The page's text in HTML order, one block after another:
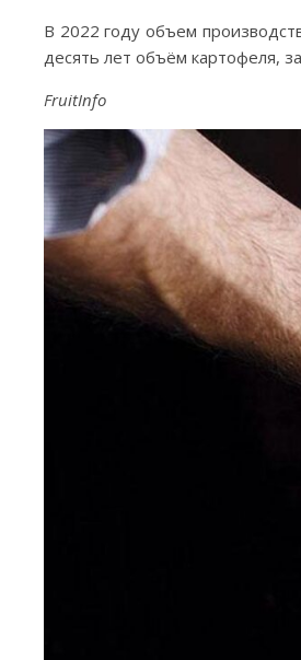
В 2022 году объем
десять лет объём картофеля,
FruitInfo